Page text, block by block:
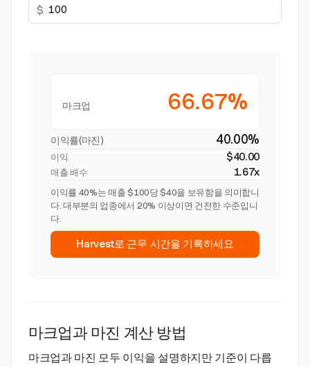
$
마크업 66.67%
이익률(마진) 40.00%
이익 $40.00
매출 배수 1.67x
이익률 40%는 매출 $100당 $40을 보유함을 의미합니
다. 대부분의 업종에서 20% 이상이면 건전한 수준입니
다.
Harvest로 근무 시간을 기록하세요
마크업과 마진 계산 방법
마크업과 마진 모두 이익을 설명하지만 기준이 다릅